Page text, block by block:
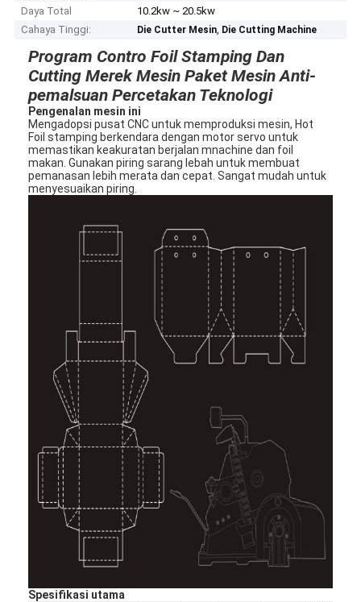
Daya Total
10.2kw ~ 20.5kw
Cahaya Tinggi:
Die Cutter Mesin, Die Cutting Machine
Program Contro Foil Stamping Dan
Cutting Merek Mesin Paket Mesin Anti-
pemalsuan Percetakan Teknologi
Pengenalan mesin ini
Mengadopsi pusat CNC untuk memproduksi mesin, Hot
Foil stamping berkendara dengan motor servo untuk
memastikan keakuratan berjalan mnachine dan foil
makan. Gunakan piring sarang lebah untuk membuat
pemanasan lebih merata dan cepat. Sangat mudah untuk
menyesuaikan piring.
Spesifikasi utama